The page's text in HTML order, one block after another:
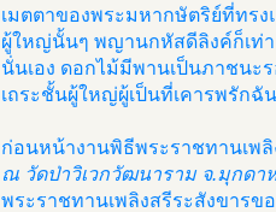
เมตตาของพระมหากษัตริย์ที่ทรง
ผู้ใหญ่นั้นๆ พญานกหัสดีลิงค์ก็เท่
นั่นเอง ดอกไม้มีพานเป็นภาชนะ
เถระชั้นผู้ใหญ่ผู้เป็นที่เคารพรักฉั
ก่อนหน้างานพิธีพระราชทานเพลิ
ณ วัดป่าวิเวกวัฒนาราม จ.มุกด
พระราชทานเพลิงสรีระสังขาร